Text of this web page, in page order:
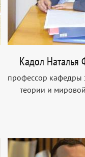
Кадол Наталья
профессор кафедры
теории и